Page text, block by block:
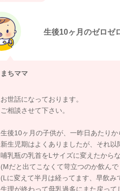
生後10ヶ月のゼロゼ
まちママ
お世話になっております。
ご相談させて下さい。
生後10ヶ月の子供が、一昨日あたり
新生児期はよくありましたが、それ以
哺乳瓶の乳首をLサイズに変えたからな
(Mだと出てこなくて苛立つのか飲ん
(Lに変えて半月は経ってます、早飲み
生理が終わって母乳過多にまた戻って